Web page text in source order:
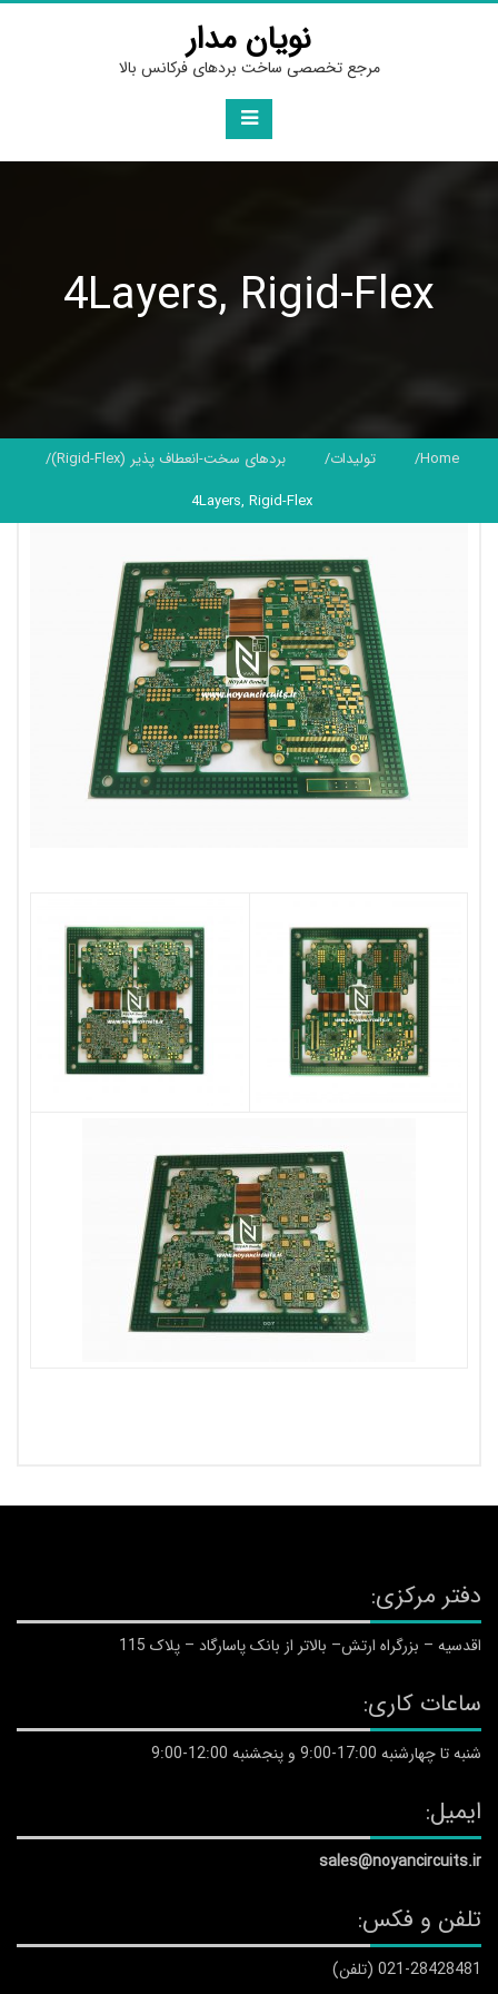
Skip
نویان مدار
مرجع تخصصی ساخت بردهای فرکانس بالا
4Layers, Rigid-Flex
Home تولیدات
بردهای سخت-انعطاف پذیر (Rigid-Flex)
4Layers, Rigid-Flex
دفتر مرکزی:
اقدسیه – بزرگراه ارتش– بالاتر از بانک پاسارگاد – پلاک 115
ساعات کاری:
شنبه تا چهارشنبه 17:00-9:00 و پنجشنبه 12:00-9:00
ایمیل:
sales@noyancircuits.ir
تلفن و فکس:
021-28428481 (تلفن)